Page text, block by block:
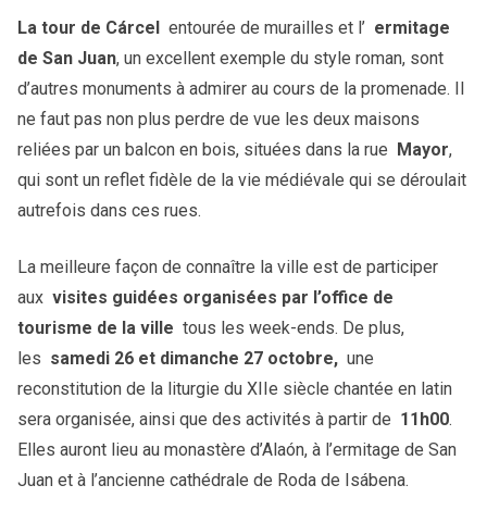
La tour de Cárcel entourée de murailles et l’ ermitage
de San Juan, un excellent exemple du style roman, sont
d’autres monuments à admirer au cours de la promenade. Il
ne faut pas non plus perdre de vue les deux maisons
reliées par un balcon en bois, situées dans la rue Mayor,
qui sont un reflet fidèle de la vie médiévale qui se déroulait
autrefois dans ces rues.
La meilleure façon de connaître la ville est de participer
aux visites guidées organisées par l’office de
tourisme de la ville tous les week-ends. De plus,
les samedi 26 et dimanche 27 octobre, une
reconstitution de la liturgie du XIIe siècle chantée en latin
sera organisée, ainsi que des activités à partir de 11h00.
Elles auront lieu au monastère d’Alaón, à l’ermitage de San
Juan et à l’ancienne cathédrale de Roda de Isábena.